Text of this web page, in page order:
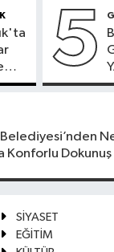
5
Konforlu Dokunuş
SİYASET
EĞİTİM